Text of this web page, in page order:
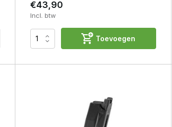
€43,90
Incl. btw
Toevoegen